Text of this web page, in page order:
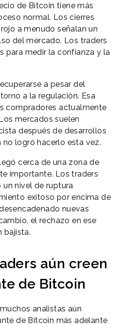
de Bitcoin tiene más
normal. Los cierres
a menudo señalan un
del mercado. Los traders
para medir la confianza y la
a pesar del
a la regulación. Esa
compradores actualmente
mercados suelen
después de desarrollos
logró hacerlo esta vez.
cerca de una zona de
importante. Los traders
nivel de ruptura
exitoso por encima de
nuevas
el rechazo en ese
bajista.
aún creen
de Bitcoin
analistas aún
de Bitcoin más adelante